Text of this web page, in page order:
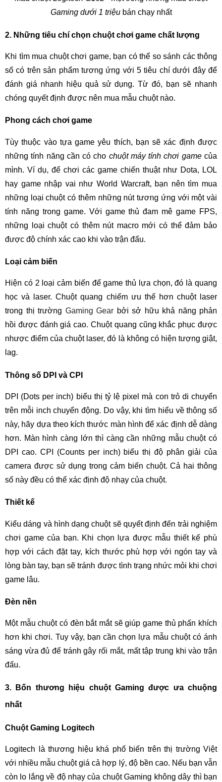
Gaming dưới 1 triệubán chạy nhất
2. Những tiêu chí chọn chuột chơi game chất lượng
Khi tìm mua chuột chơi game, bạn có thể so sánh các thông
số có trên sản phẩm tương ứng với 5 tiêu chí dưới đây để
đánh giá nhanh hiệu quả sử dụng. Từ đó, bạn sẽ nhanh
chóng quyết định được nên mua mẫu chuột nào.
Phong cách chơi game
Tùy thuộc vào tựa game yêu thích, bạn sẽ xác định được
những tính năng cần có cho chuột máy tính chơi gamecủa
mình. Ví dụ, để chơi các game chiến thuật như Dota, LOL
hay game nhập vai như World Warcraft, bạn nên tìm mua
những loại chuột có thêm những nút tương ứng với một vài
tính năng trong game. Với game thủ đam mê game FPS,
những loại chuột có thêm nút macro mới có thể đảm bảo
được độ chính xác cao khi vào trận đấu.
Loại cảm biến
Hiện có 2 loại cảm biến để game thủ lựa chọn, đó là quang
học và laser. Chuột quang chiếm ưu thế hơn chuột laser
trong thị trường Gaming Gear bởi sở hữu khả năng phản
hồi được đánh giá cao. Chuột quang cũng khắc phục được
nhược điểm của chuột laser, đó là không có hiện tượng giật,
lag.
Thông số DPI và CPI
DPI (Dots per inch) biểu thị tỷ lệ pixel mà con trỏ di chuyển
trên mỗi inch chuyển động. Do vậy, khi tìm hiểu về thông số
này, hãy dựa theo kích thước màn hình để xác định dễ dàng
hơn. Màn hình càng lớn thì càng cần những mẫu chuột có
DPI cao. CPI (Counts per inch) biểu thị độ phân giải của
camera được sử dụng trong cảm biến chuột. Cả hai thông
số này đều có thể xác định độ nhạy của chuột.
Thiết kế
Kiểu dáng và hình dạng chuột sẽ quyết định đến trải nghiệm
chơi game của bạn. Khi chọn lựa được mẫu thiết kế phù
hợp với cách đặt tay, kích thước phù hợp với ngón tay và
lòng bàn tay, bạn sẽ tránh được tình trạng nhức mỏi khi chơi
game lâu.
Đèn nền
Một mẫu chuột có đèn bắt mắt sẽ giúp game thủ phấn khích
hơn khi chơi. Tuy vậy, bạn cần chọn lựa mẫu chuột có ánh
sáng vừa đủ để tránh gây rối mắt, mất tập trung khi vào trận
đấu.
3. Bốn thương hiệu chuột Gaming được ưa chuộng
nhất
Chuột Gaming Logitech
Logitech là thương hiệu khá phổ biến trên thị trường Việt
với nhiều mẫu chuột giá cả hợp lý, độ bền cao. Nếu bạn vẫn
còn lo lắng về độ nhạy của chuột Gaming không dây thì bạn